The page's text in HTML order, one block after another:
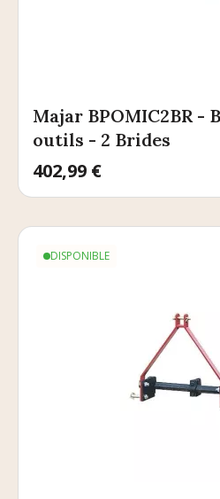
Majar BPOMIC2BR -
outils - 2 Brides
Prix
402,99 €
DISPONIBLE